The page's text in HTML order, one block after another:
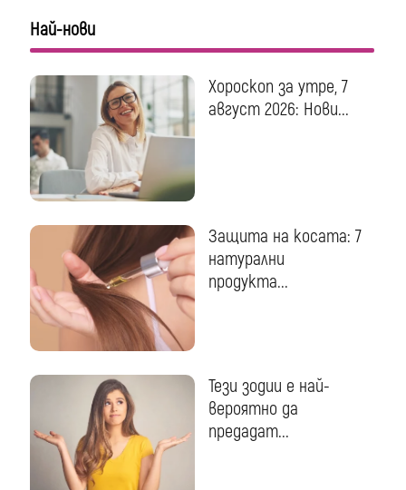
Най-нови
Хороскоп за утре, 7
август 2026: Нови...
Защита на косата: 7
натурални
продукта...
Тези зодии е най-
вероятно да
предадат...